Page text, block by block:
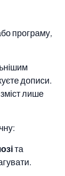
програму,
дописи.
лише
та